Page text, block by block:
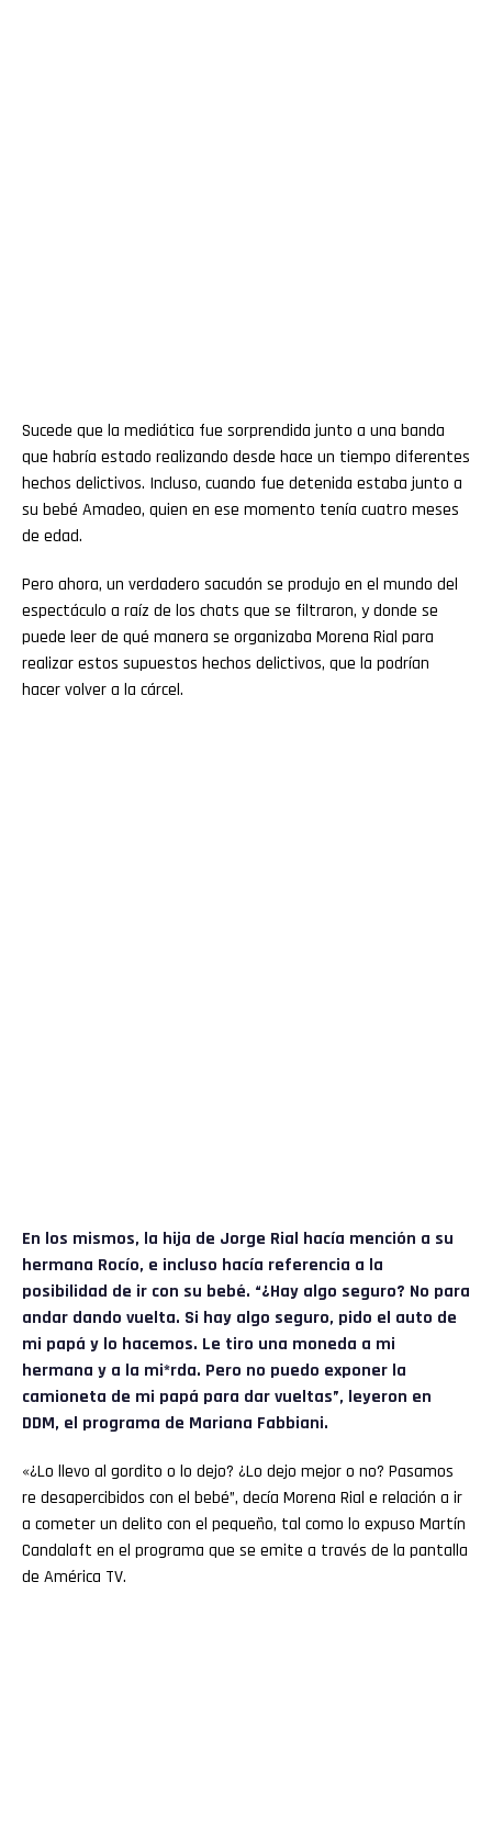
Sucede que la mediática fue sorprendida junto a una banda
que habría estado realizando desde hace un tiempo diferentes
hechos delictivos. Incluso, cuando fue detenida estaba junto a
su bebé Amadeo, quien en ese momento tenía cuatro meses
de edad.
Pero ahora, un verdadero sacudón se produjo en el mundo del
espectáculo a raíz de los chats que se filtraron, y donde se
puede leer de qué manera se organizaba Morena Rial para
realizar estos supuestos hechos delictivos, que la podrían
hacer volver a la cárcel.
En los mismos, la hija de Jorge Rial hacía mención a su
hermana Rocío, e incluso hacía referencia a la
posibilidad de ir con su bebé. “¿Hay algo seguro? No para
andar dando vuelta. Si hay algo seguro, pido el auto de
mi papá y lo hacemos. Le tiro una moneda a mi
hermana y a la mi*rda. Pero no puedo exponer la
camioneta de mi papá para dar vueltas”, leyeron en
DDM, el programa de Mariana Fabbiani.
«¿Lo llevo al gordito o lo dejo? ¿Lo dejo mejor o no? Pasamos
re desapercibidos con el bebé”, decía Morena Rial e relación a ir
a cometer un delito con el pequeño, tal como lo expuso Martín
Candalaft en el programa que se emite a través de la pantalla
de América TV.